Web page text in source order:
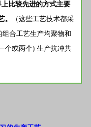
上比较先进的方式主要
。
（这些工艺技术都采
合工艺生产均聚物和
个或两个) 生产抗冲共